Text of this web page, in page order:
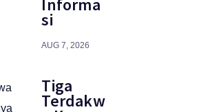
Informa
si
AUG 7, 2026
Tiga
Terdakw